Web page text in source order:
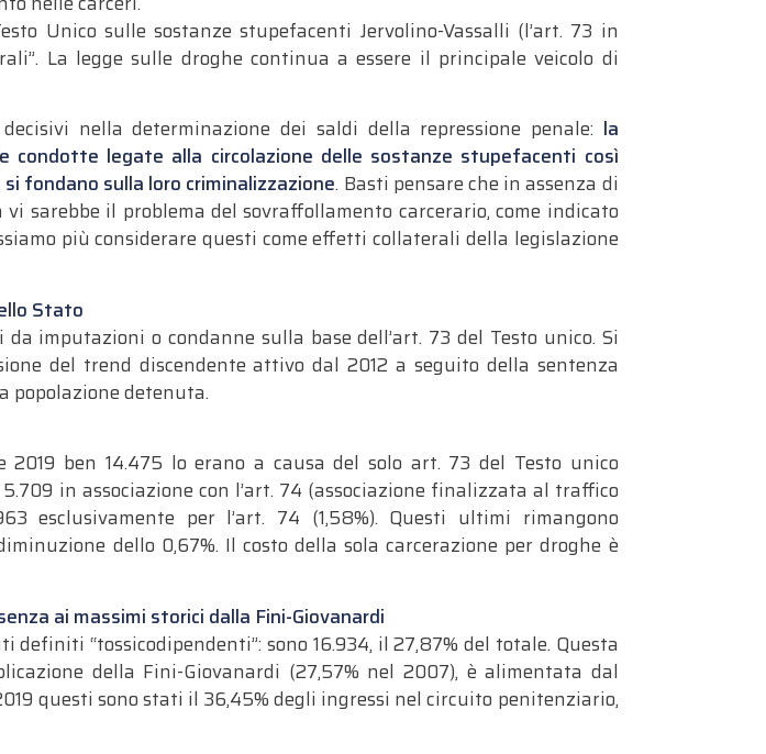
Unico sulle sostanze stupefacenti Jervolino-Vassalli (l’art. 73 in
La legge sulle droghe continua a essere il principale veicolo di
nella determinazione dei saldi della repressione penale: la
condotte legate alla circolazione delle sostanze stupefacenti così
fondano sulla loro criminalizzazione. Basti pensare che in assenza di
sarebbe il problema del sovraffollamento carcerario, come indicato
più considerare questi come effetti collaterali della legislazione
Stato
imputazioni o condanne sulla base dell’art. 73 del Testo unico. Si
del trend discendente attivo dal 2012 a seguito della sentenza
popolazione detenuta.
ben 14.475 lo erano a causa del solo art. 73 del Testo unico
in associazione con l’art. 74 (associazione finalizzata al traffico
esclusivamente per l’art. 74 (1,58%). Questi ultimi rimangono
dello 0,67%. Il costo della sola carcerazione per droghe è
ai massimi storici dalla Fini-Giovanardi
“tossicodipendenti”: sono 16.934, il 27,87% del totale. Questa
della Fini-Giovanardi (27,57% nel 2007), è alimentata dal
questi sono stati il 36,45% degli ingressi nel circuito penitenziario,